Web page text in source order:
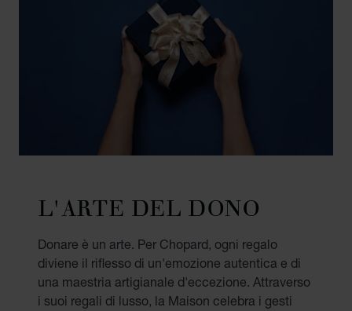
L'ARTE DEL DONO
Donare è un arte. Per Chopard, ogni regalo
diviene il riflesso di un'emozione autentica e di
una maestria artigianale d'eccezione. Attraverso
i suoi regali di lusso, la Maison celebra i gesti